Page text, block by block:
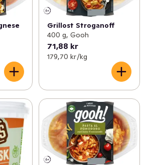
Grillost Stroganoff
400 g, Gooh
71,88 kr
179,70 kr /kg